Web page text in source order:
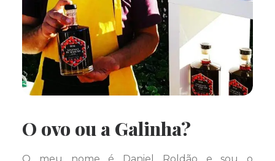
O ovo ou a Galinha?